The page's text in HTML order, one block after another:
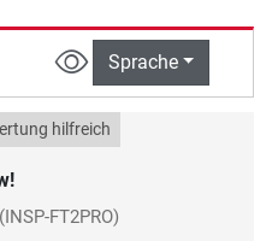
Sprache
hilfreich
(INSP-FT2PRO)